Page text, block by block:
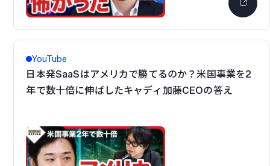
YouTube
日本発SaaSはアメリカで勝てるのか？米国事業を2
年で数十倍に伸ばしたキャディ加藤CEOの答え